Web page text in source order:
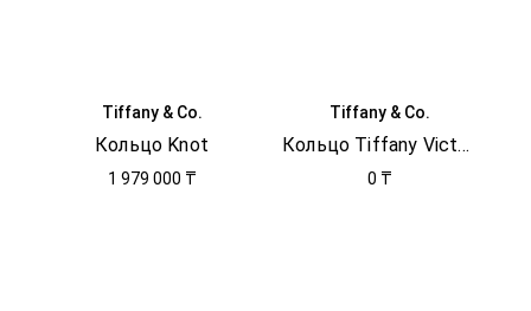
Tiffany & Co.
Кольцо Knot
1 979 000 ₸
Tiffany & Co.
Кольцо Tiffany Victoria®
0 ₸